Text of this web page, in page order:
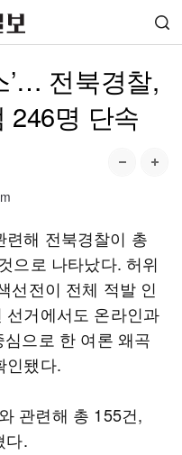
’… 전북경찰,
246명 단속
해 전북경찰이 총
으로 나타났다. 허위
선전이 전체 적발 인
거에서도 온라인과
으로 한 여론 왜곡
인됐다.
관련해 총 155건,
다.